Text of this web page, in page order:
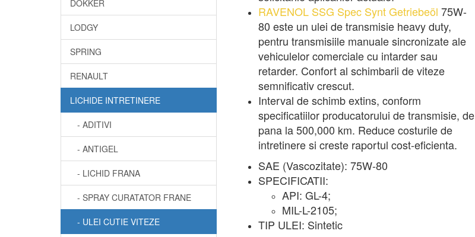
DOKKER
LODGY
SPRING
RENAULT
LICHIDE INTRETINERE
- ADITIVI
- ANTIGEL
- LICHID FRANA
- SPRAY CURATATOR FRANE
- ULEI CUTIE VITEZE
RAVENOL SSG Spec Synt Getriebeöl 75W-
80 este un ulei de transmisie heavy duty,
pentru transmisiile manuale sincronizate ale
vehiculelor comerciale cu intarder sau
retarder. Confort al schimbarii de viteze
semnificativ crescut.
Interval de schimb extins, conform
specificatiilor producatorului de transmisie, de
pana la 500,000 km. Reduce costurile de
intretinere si creste raportul cost-eficienta.
SAE (Vascozitate): 75W-80
SPECIFICATII:
API: GL-4;
MIL-L-2105;
TIP ULEI: Sintetic